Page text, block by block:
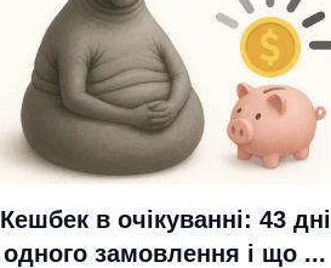
Кешбек в очікуванні: 43 дні
одного замовлення і що ...